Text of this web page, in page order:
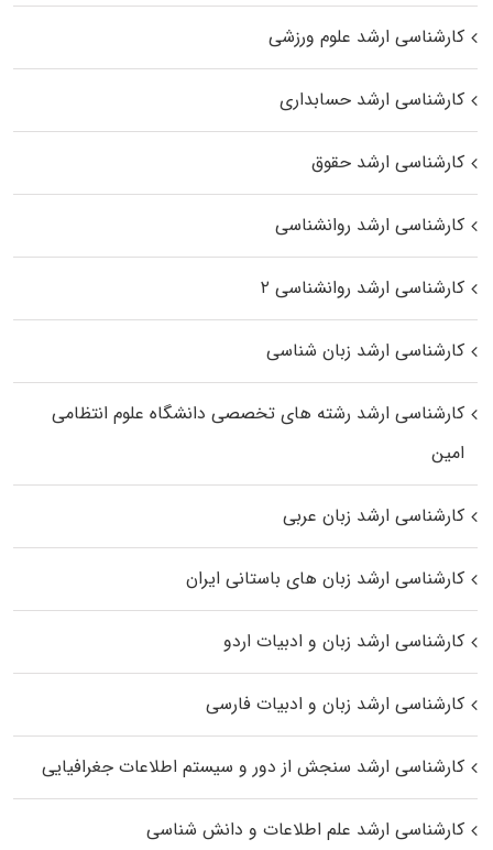
کارشناسی ارشد علوم ورزشی
کارشناسی ارشد حسابداری
کارشناسی ارشد حقوق
کارشناسی ارشد روانشناسی
کارشناسی ارشد روانشناسی ۲
کارشناسی ارشد زبان شناسی
کارشناسی ارشد رﺷﺘﻪ ﻫﺎی تخصصی داﻧﺸﮕﺎه ﻋﻠﻮم انتظامی
اﻣﻴﻦ
کارشناسی ارشد زبان عربی
کارشناسی ارشد زبان‌ های باستانی ایران
کارشناسی ارشد زبان و ادبیات اردو
کارشناسی ارشد زبان و ادبیات فارسی
کارشناسی ارشد سنجش از دور و سیستم اطلاعات جغرافیایی
کارشناسی ارشد علم اطلاعات و دانش شناسی